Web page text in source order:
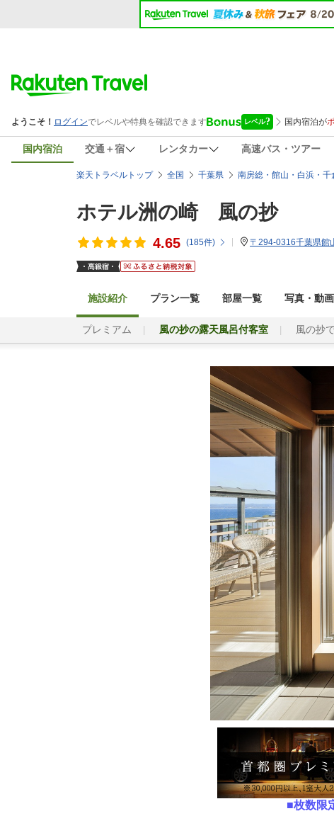
国内宿泊 交通＋宿 レンタカー 高速バス・ツアー
楽天トラベルトップ 全国 千葉県 南房総・館山・白浜・千
ホテル洲の崎 風の抄
4.65 (185件) 〒294-0316千葉県館
施設紹介 プラン一覧 部屋一覧 写真・動
プレミアム 風の抄の露天風呂付客室 風の抄
■枚数限